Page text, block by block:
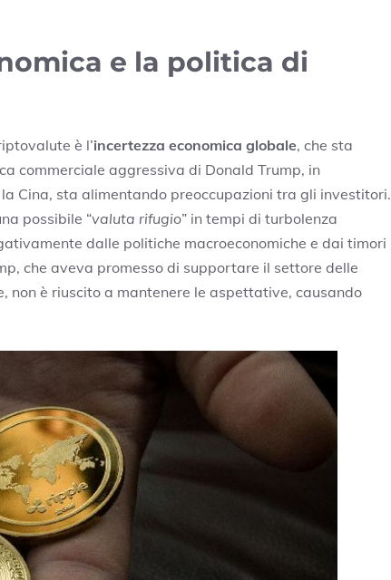
e la politica di
è l’incertezza economica globale, che sta
commerciale aggressiva di Donald Trump, in
Cina, sta alimentando preoccupazioni tra gli investitori.
possibile “valuta rifugio” in tempi di turbolenza
dalle politiche macroeconomiche e dai timori
che aveva promesso di supportare il settore delle
è riuscito a mantenere le aspettative, causando